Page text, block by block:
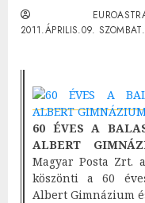
2011.ÁPRILIS.09. SZOMBAT.
60 ÉVES A
ALBERT
Magyar Posta Zrt.
köszönti a 60
Albert Gimnázium